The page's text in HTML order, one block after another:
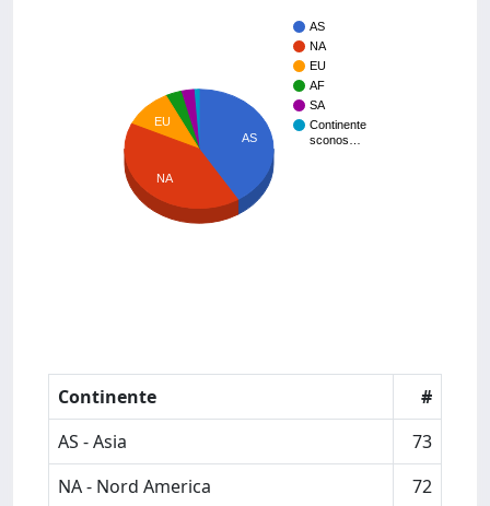
AS
NA
EU
AF
SA
Continente
sconos…
AS
EU
NA
Continente
#
AS - Asia
73
NA - Nord America
72